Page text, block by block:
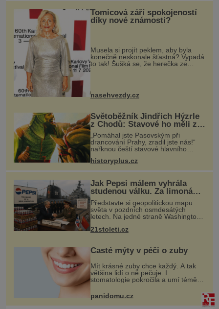
Tomicová září spokojeností
díky nové známosti?
Musela si projít peklem, aby byla
konečně neskonale šťastná? Vypadá
to tak! Šušká se, že herečka ze
seriálu Slunečná Pavla Tomicová
nasehvezdy.cz
Světoběžník Jindřich Hýzrle
z Chodů: Stavové ho měli za
zrádce
„Pomáhal jste Pasovským při
drancování Prahy, zradil jste nás!“
nařknou čeští stavové hlavního
Jindřich se však zastrašit nenechá.
Zachová chladnou hlavu a trestu
historyplus.cz
Jak Pepsi málem vyhrála
studenou válku. Za limonádu
dostala ponorky i křižník
Představte si geopolitickou mapu
světa v pozdních osmdesátých
letech. Na jedné straně Washington,
arzenál schopný zničit planetu
21stoleti.cz
Časté mýty v péči o zuby
Mít krásné zuby chce každý. A tak
většina lidí o ně pečuje. I
stomatologie pokročila a umí téměř
které se tradují, nedaří vyvrátit.
Které? Večer místo čištění s
panidomu.cz